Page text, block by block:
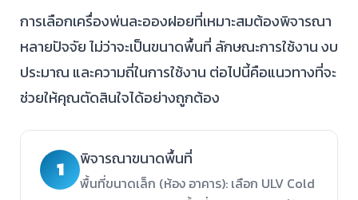
การเลือกเครื่องพ่นละอองฝอยที่เหมาะสมต้องพิจารณา
หลายปัจจัย ไม่ว่าจะเป็นขนาดพื้นที่ ลักษณะการใช้งาน งบ
ประมาณ และความถี่ในการใช้งาน ต่อไปนี้คือแนวทางที่จะ
ช่วยให้คุณตัดสินใจได้อย่างถูกต้อง
1 พิจารณาขนาดพื้นที่
พื้นที่ขนาดเล็ก (ห้อง อาคาร): เลือก ULV Cold